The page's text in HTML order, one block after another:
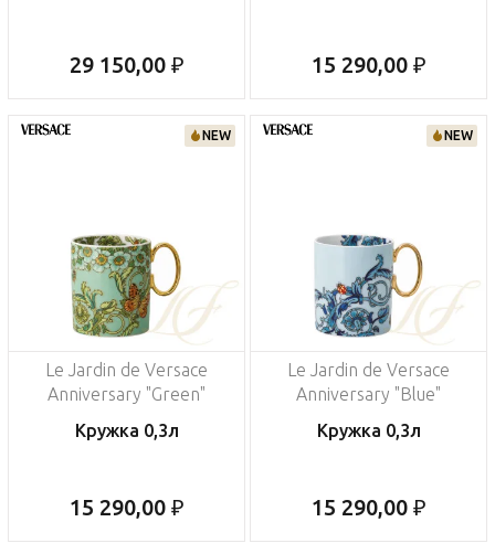
29 150,00 ₽ 15 290,00 ₽
NEW
Le Jardin de Versace
Anniversary "Green"
Кружка 0,3л
15 290,00 ₽
NEW
Le Jardin de Versace
Anniversary "Blue"
Кружка 0,3л
15 290,00 ₽